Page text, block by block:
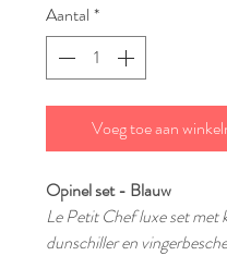
Aantal *
Voeg toe aan
Opinel set - Blauw
Le Petit Chef luxe set met
dunschiller en